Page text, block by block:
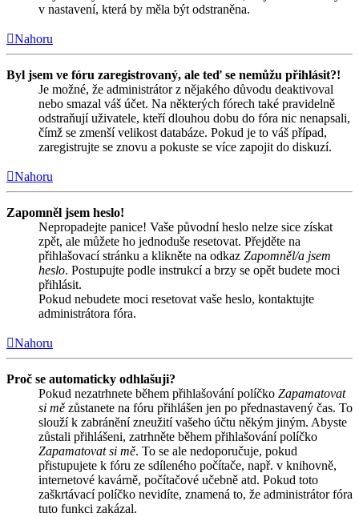
v nastavení, která by měla být odstraněna.
Nahoru
Byl jsem ve fóru zaregistrovaný, ale teď se nemůžu přihlásit?!
Je možné, že administrátor z nějakého důvodu deaktivoval
nebo smazal váš účet. Na některých fórech také pravidelně
odstraňují uživatele, kteří dlouhou dobu do fóra nic nenapsali,
čímž se zmenší velikost databáze. Pokud je to váš případ,
zaregistrujte se znovu a pokuste se více zapojit do diskuzí.
Nahoru
Zapomněl jsem heslo!
Nepropadejte panice! Vaše původní heslo nelze sice získat
zpět, ale můžete ho jednoduše resetovat. Přejděte na
přihlašovací stránku a klikněte na odkaz Zapomněl/a jsem
heslo. Postupujte podle instrukcí a brzy se opět budete moci
přihlásit.
Pokud nebudete moci resetovat vaše heslo, kontaktujte
administrátora fóra.
Nahoru
Proč se automaticky odhlašuji?
Pokud nezatrhnete během přihlašování políčko Zapamatovat
si mě zůstanete na fóru přihlášen jen po přednastavený čas. To
slouží k zabránění zneužití vašeho účtu někým jiným. Abyste
zůstali přihlášeni, zatrhněte během přihlašování políčko
Zapamatovat si mě. To se ale nedoporučuje, pokud
přistupujete k fóru ze sdíleného počítače, např. v knihovně,
internetové kavárně, počítačové učebně atd. Pokud toto
zaškrtávací políčko nevidíte, znamená to, že administrátor fóra
tuto funkci zakázal.